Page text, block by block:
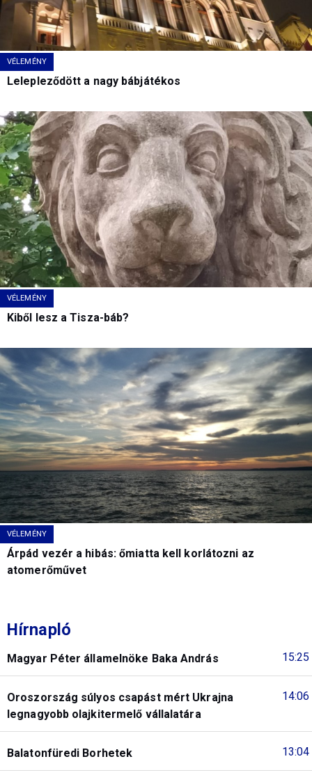
VÉLEMÉNY
Lelepleződött a nagy bábjátékos
VÉLEMÉNY
Kiből lesz a Tisza-báb?
VÉLEMÉNY
Árpád vezér a hibás: őmiatta kell korlátozni az
atomerőművet
Hírnapló
15:25
Magyar Péter államelnöke Baka András
14:06
Oroszország súlyos csapást mért Ukrajna
legnagyobb olajkitermelő vállalatára
13:04
Balatonfüredi Borhetek